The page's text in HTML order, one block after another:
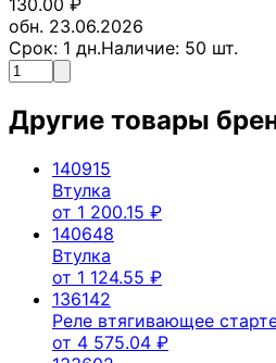
обн. 23.06.2026
Срок: 1 дн.Наличие: 50 шт.
Другие товары
140915
Втулка
от 1 200.15 ₽
140648
Втулка
от 1 124.55 ₽
136142
Реле втягивающее
от 4 575.04 ₽